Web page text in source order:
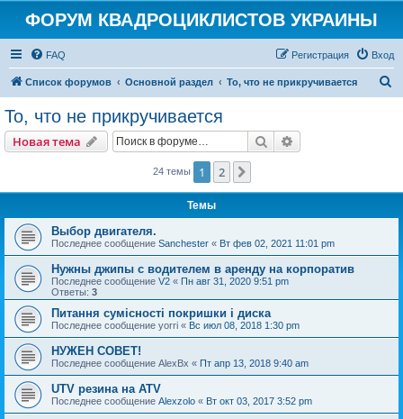
ФОРУМ КВАДРОЦИКЛИСТОВ УКРАИНЫ
FAQ Вход
Регистрация
Список форумов Основной раздел То, что не прикручивается
То, что не прикручивается
Новая тема Поиск
24 темы 1 2
Темы
Выбор двигателя.
Последнее сообщение Sanchester « Вт фев 02, 2021 11:01 pm
Нужны джипы с водителем в аренду на корпоратив
Последнее сообщение V2 « Пн авг 31, 2020 9:51 pm
Ответы: 3
Питання сумісності покришки і диска
Последнее сообщение yorri « Вс июл 08, 2018 1:30 pm
НУЖЕН СОВЕТ!
Последнее сообщение AlexBx « Пт апр 13, 2018 9:40 am
UTV резина на ATV
Последнее сообщение Alexzolo « Вт окт 03, 2017 3:52 pm